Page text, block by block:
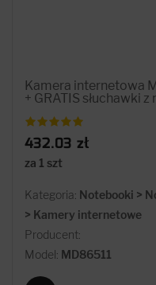
Kamera internetowa
+ GRATIS słuchawki
432.03 zł
za 1 szt
Kategoria: Notebooki >
> Kamery internetowe
Producent:
Model: MD86511